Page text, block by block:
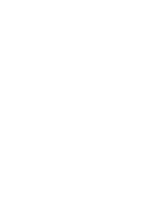
erhalten Sie aus dem
der Meldebehörde ist